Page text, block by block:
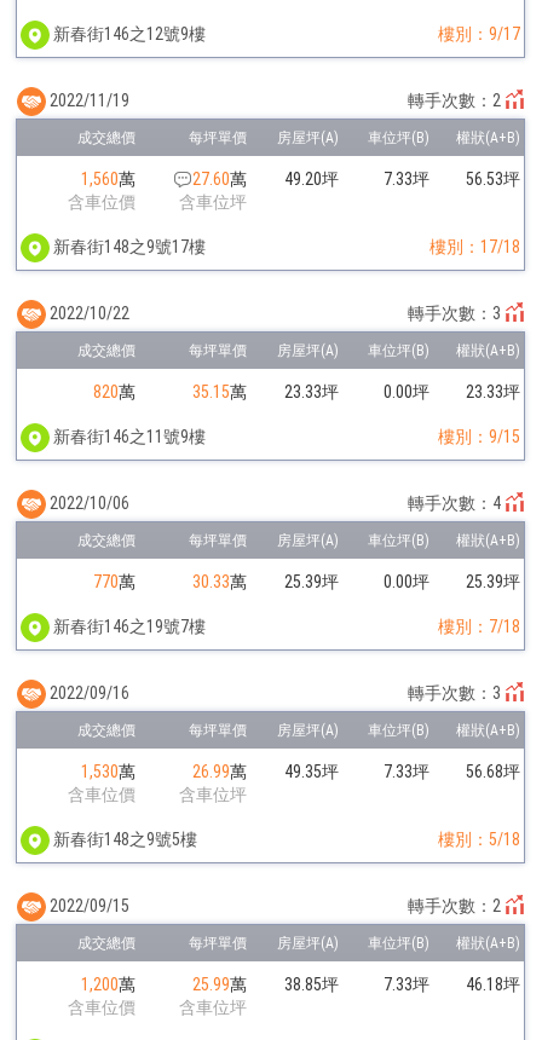
新春街146之12號9樓 樓別：9/17
1,560萬
含車位價
27.60萬
含車位坪
49.20坪 7.33坪 56.53坪
新春街148之9號17樓 樓別：17/18
2022/11/19 轉手次數：2
820萬 35.15萬 23.33坪 0.00坪 23.33坪
新春街146之11號9樓 樓別：9/15
2022/10/22 轉手次數：3
770萬 30.33萬 25.39坪 0.00坪 25.39坪
新春街146之19號7樓 樓別：7/18
2022/10/06 轉手次數：4
1,530萬
含車位價
26.99萬
含車位坪
49.35坪 7.33坪 56.68坪
新春街148之9號5樓 樓別：5/18
2022/09/16 轉手次數：3
1,200萬
含車位價
25.99萬
含車位坪
38.85坪 7.33坪 46.18坪
2022/09/15 轉手次數：2